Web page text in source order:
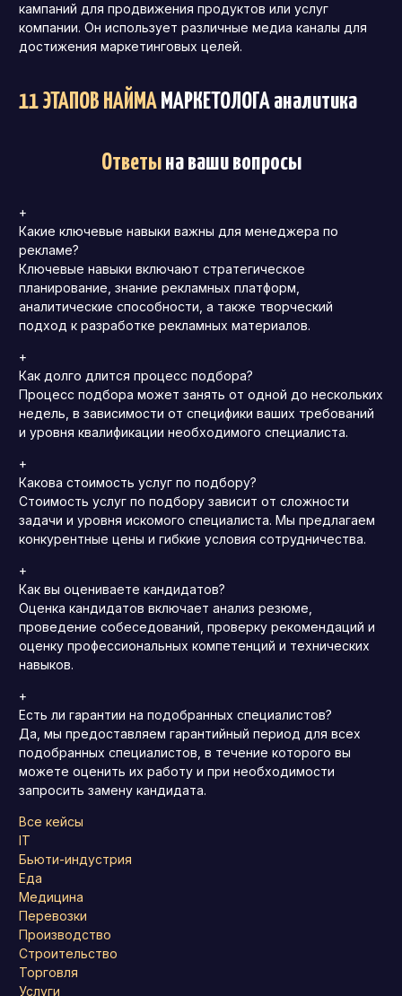
кампаний для продвижения продуктов или услуг
компании. Он использует различные медиа каналы для
достижения маркетинговых целей.
11 ЭТАПОВ НАЙМА МАРКЕТОЛОГА аналитика
Ответына ваши вопросы
+
Какие ключевые навыки важны для менеджера по
рекламе?
Ключевые навыки включают стратегическое
планирование, знание рекламных платформ,
аналитические способности, а также творческий
подход к разработке рекламных материалов.
+
Как долго длится процесс подбора?
Процесс подбора может занять от одной до нескольких
недель, в зависимости от специфики ваших требований
и уровня квалификации необходимого специалиста.
+
Какова стоимость услуг по подбору?
Стоимость услуг по подбору зависит от сложности
задачи и уровня искомого специалиста. Мы предлагаем
конкурентные цены и гибкие условия сотрудничества.
+
Как вы оцениваете кандидатов?
Оценка кандидатов включает анализ резюме,
проведение собеседований, проверку рекомендаций и
оценку профессиональных компетенций и технических
навыков.
+
Есть ли гарантии на подобранных специалистов?
Да, мы предоставляем гарантийный период для всех
подобранных специалистов, в течение которого вы
можете оценить их работу и при необходимости
запросить замену кандидата.
Все кейсы
IT
Бьюти-индустрия
Еда
Медицина
Перевозки
Производство
Строительство
Торговля
Услуги